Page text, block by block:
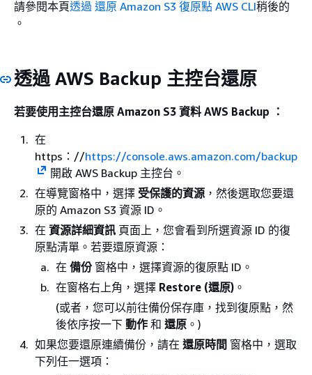
請參閱本頁透過 還原 Amazon S3 復原點 AWS CLI稍後的
。
透過 AWS Backup 主控台還原
若要使用主控台還原 Amazon S3 資料 AWS Backup ：
在
https：//https://console.aws.amazon.com/backup
開啟 AWS Backup 主控台。
在導覽窗格中，選擇 受保護的資源 ，然後選取您要還
原的 Amazon S3 資源 ID。
在 資源詳細資訊 頁面上，您會看到所選資源 ID 的復
原點清單。若要還原資源：
在 備份 窗格中，選擇資源的復原點 ID。
在窗格右上角，選擇 Restore (還原) 。
(或者，您可以前往備份保存庫，找到復原點，然
後依序按一下 動作 和 還原 。)
如果您要還原連續備份，請在 還原時間 窗格中，選取
下列任一選項：